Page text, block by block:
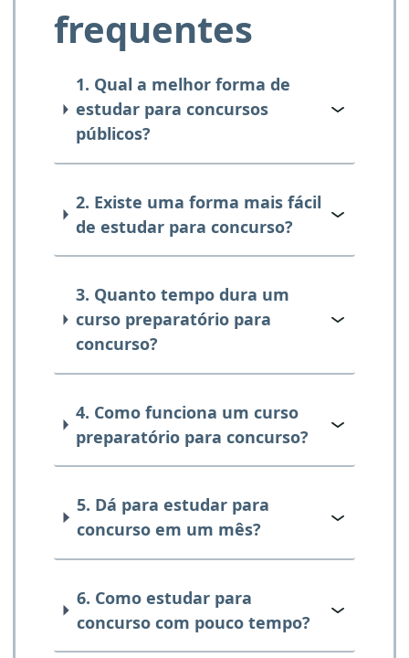
frequentes
1. Qual a melhor forma de
estudar para concursos
públicos?
2. Existe uma forma mais fácil
de estudar para concurso?
3. Quanto tempo dura um
curso preparatório para
concurso?
4. Como funciona um curso
preparatório para concurso?
5. Dá para estudar para
concurso em um mês?
6. Como estudar para
concurso com pouco tempo?